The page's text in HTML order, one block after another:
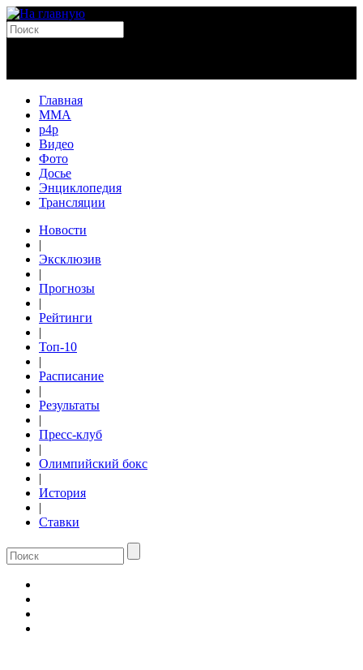
Главная
MMA
p4p
Видео
Фото
Досье
Энциклопедия
Трансляции
Новости
|
Эксклюзив
|
Прогнозы
|
Рейтинги
|
Топ-10
|
Расписание
|
Результаты
|
Пресс-клуб
|
Олимпийский бокс
|
История
|
Ставки